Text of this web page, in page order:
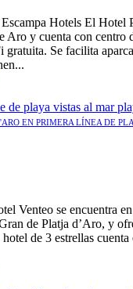
Hotels El Hotel
Aro y cuenta con centro
gratuita. Se facilita
EN PRIMERA LÍNEA DE
Venteo se encuentra
de Platja d’Aro, y
de 3 estrellas